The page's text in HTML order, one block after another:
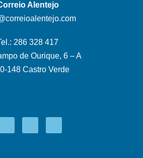
Alentejo
286 328 417
de Ourique, 6 – A
148 Castro Verde